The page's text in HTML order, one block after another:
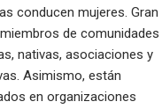
conducen mujeres. Gran
de comunidades
nativas, asociaciones y
Asimismo, están
en organizaciones